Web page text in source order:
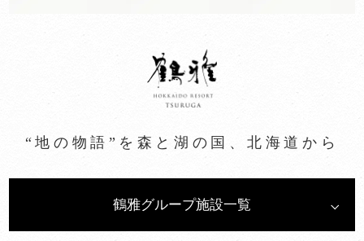
“地の物語”を森と湖の国、北海道から
鶴雅グループ施設一覧